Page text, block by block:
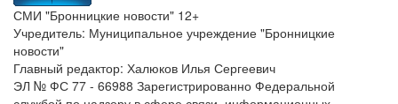
СМИ "Бронницкие новости" 12+
Учредитель: Муниципальное учреждение "Бронницкие
новости"
Главный редактор: Халюков Илья Сергеевич
ЭЛ № ФС 77 - 66988 Зарегистрированно Федеральной